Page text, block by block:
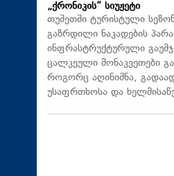
„ქრონიკის“ სიუჟეტი
თუშეთში ტურისტული
გაზრდილი ნაკადების
ინფრასტრუქტურული
ცალკეული მონაკვეთები
როგორც აღინიშნა,
უსაფრთხოსა და